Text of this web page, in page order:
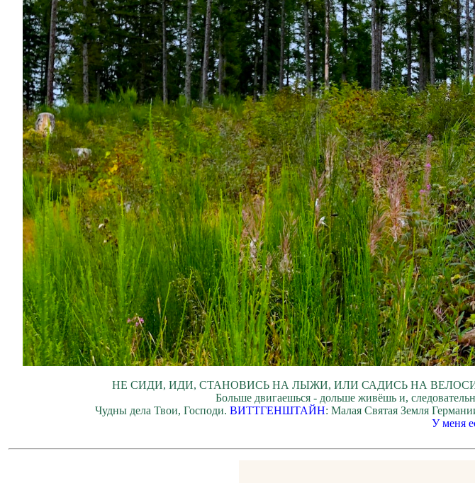
НЕ СИДИ, ИДИ, СТАНОВИСЬ НА ЛЫЖИ, ИЛИ САДИСЬ НА
Больше двигаешься - дольше живёшь и,
Чудны дела Твои, Господи. ВИТТГЕНШТАЙН: Малая Святая Земля
У меня